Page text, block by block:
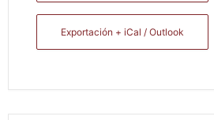
Exportación + iCal / Outlook